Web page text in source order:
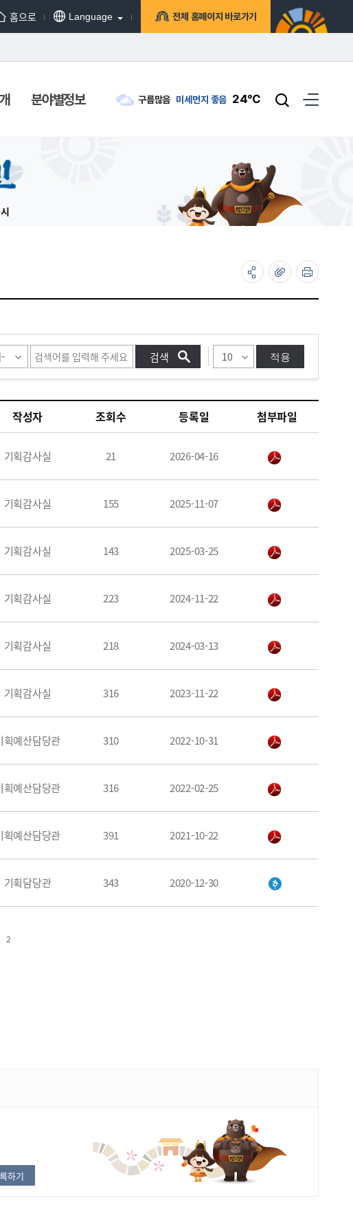
홈으로 Language 전체 홈페이지 바로가기
구름많음 미세먼지 좋음 24℃
분야별정보
적용
작성자 조회수 등록일 첨부파일
기획감사실 21 2026-04-16
기획감사실 155 2025-11-07
기획감사실 143 2025-03-25
기획감사실 223 2024-11-22
기획감사실 218 2024-03-13
기획감사실 316 2023-11-22
획예산담당관 310 2022-10-31
획예산담당관 316 2022-02-25
획예산담당관 391 2021-10-22
기획담당관 343 2020-12-30
2